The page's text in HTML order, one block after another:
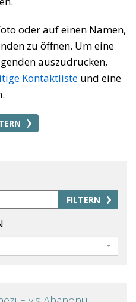
oder auf einen Namen,
zu öffnen. Um eine
auszudrucken,
Kontaktliste und eine
FILTERN